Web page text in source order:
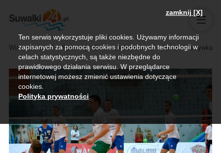
Wiadomości Sport Biznes, rolnictwo Kultura i rozrywka
zamknij [X]
Ten serwis wykorzystuje pliki cookies. Używamy informacji
zapisanych za pomocą cookies i podobnych technologii w
celach statystycznych, są także niezbędne do
prawidłowego działania serwisu. W przeglądarce
internetowej możesz zmienić ustawienia dotyczące
cookies.
Polityka prywatności.